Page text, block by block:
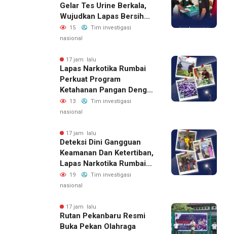
Gelar Tes Urine Berkala,
Wujudkan Lapas Bersih
Dari Narkoba
15
Tim investigasi
nasional
17 jam lalu
Lapas Narkotika Rumbai
Perkuat Program
Ketahanan Pangan Dengan
Memanen Terong
13
Tim investigasi
nasional
17 jam lalu
Deteksi Dini Gangguan
Keamanan Dan Ketertiban,
Lapas Narkotika Rumbai
Gelar Razia Rutin Blok
Hunian
19
Tim investigasi
nasional
17 jam lalu
Rutan Pekanbaru Resmi
Buka Pekan Olahraga